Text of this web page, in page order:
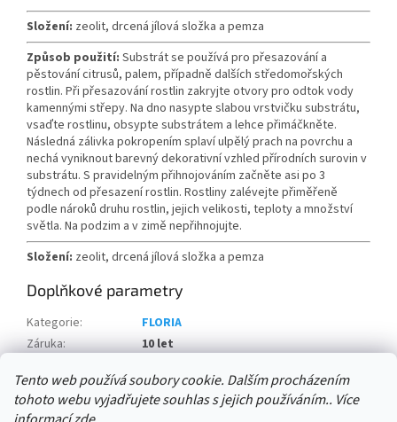
Tento web používá soubory cookie. Dalším procházením
tohoto webu vyjadřujete souhlas s jejich používáním.. Více
Složení: zeolit, drcená jílová složka a pemza
Způsob použití: Substrát se používá pro přesazování a
pěstování citrusů, palem, případně dalších středomořských
rostlin. Při přesazování rostlin zakryjte otvory pro odtok vody
kamennými střepy. Na dno nasypte slabou vrstvičku substrátu,
vsaďte rostlinu, obsypte substrátem a lehce přimáčkněte.
Následná zálivka pokropením splaví ulpělý prach na povrchu a
nechá vyniknout barevný dekorativní vzhled přírodních surovin v
substrátu. S pravidelným přihnojováním začněte asi po 3
týdnech od přesazení rostlin. Rostliny zalévejte přiměřeně
podle nároků druhu rostlin, jejich velikosti, teploty a množství
světla. Na podzim a v zimě nepřihnojujte.
Složení: zeolit, drcená jílová složka a pemza
Doplňkové parametry
Kategorie:
FLORIA
Záruka:
10 let